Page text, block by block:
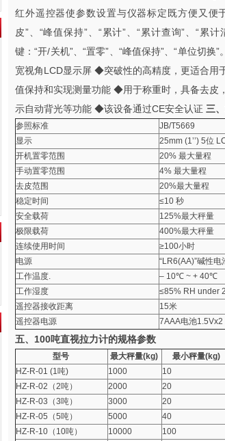
红外遥控器使参数设置与仪器标定既方便又
皮”、“峰值保持”、“累计”、“累计查询”、“累
键：“开/关机”、“置零”、“峰值保持”、“单位切
宽视角LCD显示屏 ◆突破性的高精度，更适合
值保持和实现测量功能 ◆用于称重时，具备去皮
示自动背光等功能 ◆该设备通过CE安全认证 三、
参照标准
JB/T5669
显示
25mm (1’’) 5位
开机置零范围
20% 最大量程
手动置零范围
4% 最大量程
去皮范围
20%最大量程
稳定时间
≤10 秒
安全载荷
125%最大秤量
极限载荷
400%最大秤量
连续使用时间
≥100小时
电源
“LR6(AA)”碱性电
工作温度.
– 10℃ ~ + 40℃
工作湿度
≤85% RH under
遥控器接收距离
15米
遥控器电源
7AAA电池1.5Vх2
五、 100吨直视拉力计的规格参数
型号 最大秤量(kg) 最小秤量(kg)
HZ-R-01 (1吨)
1000 10
HZ-R-02（2吨）
2000 20
HZ-R-03（3吨）
3000 20
HZ-R-05（5吨）
5000 40
HZ-R-10（10吨）
10000 100